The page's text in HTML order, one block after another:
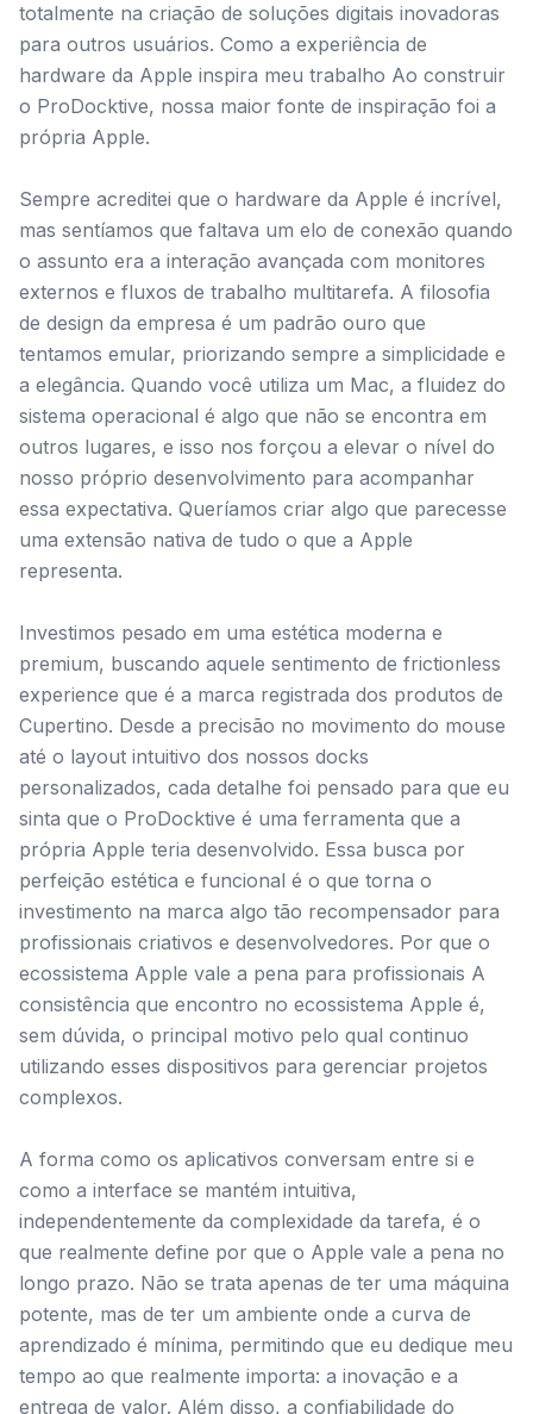
totalmente na criação de soluções digitais inovadoras
para outros usuários. Como a experiência de
hardware da Apple inspira meu trabalho Ao construir
o ProDocktive, nossa maior fonte de inspiração foi a
própria Apple.
Sempre acreditei que o hardware da Apple é incrível,
mas sentíamos que faltava um elo de conexão quando
o assunto era a interação avançada com monitores
externos e fluxos de trabalho multitarefa. A filosofia
de design da empresa é um padrão ouro que
tentamos emular, priorizando sempre a simplicidade e
a elegância. Quando você utiliza um Mac, a fluidez do
sistema operacional é algo que não se encontra em
outros lugares, e isso nos forçou a elevar o nível do
nosso próprio desenvolvimento para acompanhar
essa expectativa. Queríamos criar algo que parecesse
uma extensão nativa de tudo o que a Apple
representa.
Investimos pesado em uma estética moderna e
premium, buscando aquele sentimento de frictionless
experience que é a marca registrada dos produtos de
Cupertino. Desde a precisão no movimento do mouse
até o layout intuitivo dos nossos docks
personalizados, cada detalhe foi pensado para que eu
sinta que o ProDocktive é uma ferramenta que a
própria Apple teria desenvolvido. Essa busca por
perfeição estética e funcional é o que torna o
investimento na marca algo tão recompensador para
profissionais criativos e desenvolvedores. Por que o
ecossistema Apple vale a pena para profissionais A
consistência que encontro no ecossistema Apple é,
sem dúvida, o principal motivo pelo qual continuo
utilizando esses dispositivos para gerenciar projetos
complexos.
A forma como os aplicativos conversam entre si e
como a interface se mantém intuitiva,
independentemente da complexidade da tarefa, é o
que realmente define por que o Apple vale a pena no
longo prazo. Não se trata apenas de ter uma máquina
potente, mas de ter um ambiente onde a curva de
aprendizado é mínima, permitindo que eu dedique meu
tempo ao que realmente importa: a inovação e a
entrega de valor. Além disso, a confiabilidade do